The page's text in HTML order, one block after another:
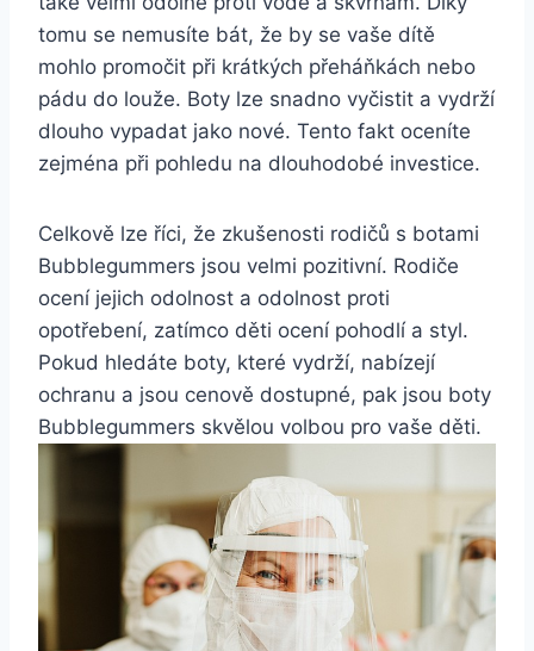
tomu se ⁢nemusíte bát, že by se vaše dítě
mohlo promočit při krátkých​ přeháňkách‍ nebo⁤
pádu do louže. Boty ​lze snadno vyčistit⁣ a ‌vydrží
dlouho vypadat⁢ jako ‍nové. Tento fakt oceníte ​
zejména ⁤při⁣ pohledu na dlouhodobé‌ investice.
Celkově lze říci,​ že zkušenosti rodičů s botami
Bubblegummers jsou ⁣velmi‌ pozitivní. Rodiče‍
ocení‍ jejich odolnost a odolnost ⁢proti
opotřebení, zatímco děti ocení pohodlí a styl.
Pokud hledáte boty, které vydrží, ‌nabízejí
ochranu ⁣a‍ jsou cenově‍ dostupné,‍ pak ​jsou boty
‍Bubblegummers skvělou ‌volbou pro vaše děti.